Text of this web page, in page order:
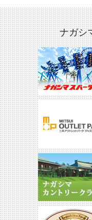
ナガシ